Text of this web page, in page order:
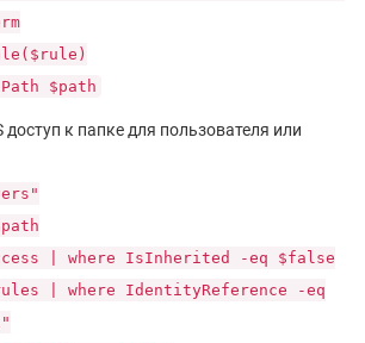
$path
к папке для пользователя или
| where IsInherited -eq $false
| where IdentityReference -eq